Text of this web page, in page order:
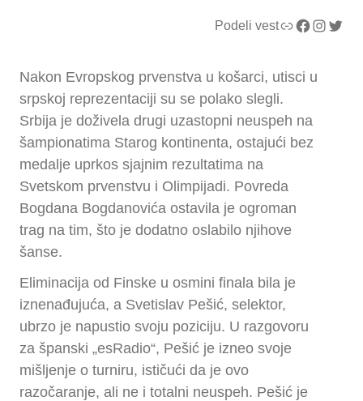
Podeli vestLink Facebook InstagramTwitter
Nakon Evropskog prvenstva u košarci, utisci u
srpskoj reprezentaciji su se polako slegli.
Srbija je doživela drugi uzastopni neuspeh na
šampionatima Starog kontinenta, ostajući bez
medalje uprkos sjajnim rezultatima na
Svetskom prvenstvu i Olimpijadi. Povreda
Bogdana Bogdanovića ostavila je ogroman
trag na tim, što je dodatno oslabilo njihove
šanse.
Eliminacija od Finske u osmini finala bila je
iznenađujuća, a Svetislav Pešić, selektor,
ubrzo je napustio svoju poziciju. U razgovoru
za španski „esRadio“, Pešić je izneo svoje
mišljenje o turniru, ističući da je ovo
razočaranje, ali ne i totalni neuspeh. Pešić je